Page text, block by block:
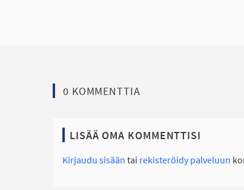
0 KOMMENTTIA
LISÄÄ OMA KOMMENTTISI
Kirjaudu sisään tai rekisteröidy palveluun